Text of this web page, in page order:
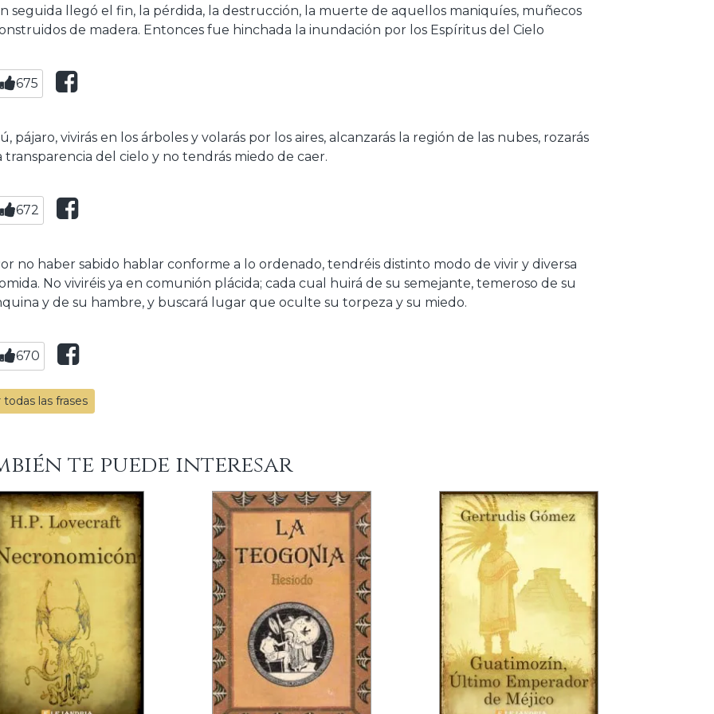
seguida llegó el fin, la pérdida, la destrucción, la muerte de aquellos maniquíes, muñecos
de madera. Entonces fue hinchada la inundación por los Espíritus del Cielo
675
pájaro, vivirás en los árboles y volarás por los aires, alcanzarás la región de las nubes, rozarás
transparencia del cielo y no tendrás miedo de caer.
672
no haber sabido hablar conforme a lo ordenado, tendréis distinto modo de vivir y diversa
No viviréis ya en comunión plácida; cada cual huirá de su semejante, temeroso de su
y de su hambre, y buscará lugar que oculte su torpeza y su miedo.
670
todas las frases
te puede interesar